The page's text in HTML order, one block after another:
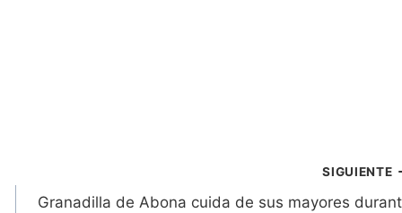
SIGUIENTE
Granadilla de Abona cuida de sus mayores